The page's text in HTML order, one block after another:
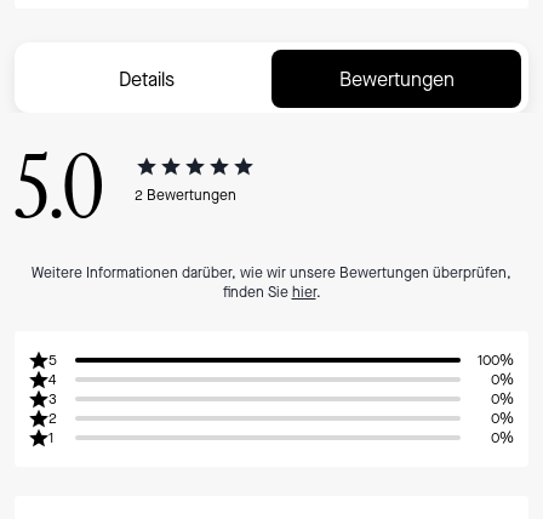
Details Bewertungen
5.0 2 Bewertungen
Weitere Informationen darüber, wie wir unsere Bewertungen überprüfen,
finden Siehier.
5
100%
4
0%
3
0%
2
0%
1
0%